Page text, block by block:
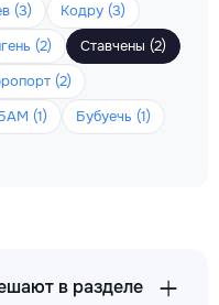
(3)
Кодру (3)
(2)
Ставчены (2)
(2)
(1)
Бубуечь (1)
в разделе